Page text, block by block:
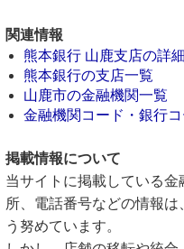
関連情報
熊本銀行 山鹿支店の詳
熊本銀行の支店一覧
山鹿市の金融機関一覧
金融機関コード・銀行
掲載情報について
当サイトに掲載している
所、電話番号などの情報
う努めています。